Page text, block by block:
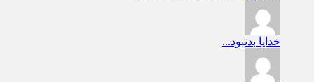
خدایا بدنبود...